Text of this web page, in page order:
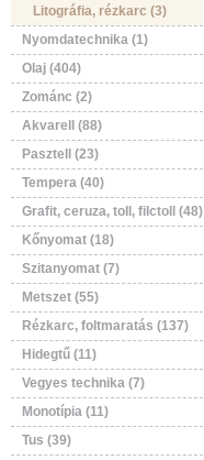
Litográfia, rézkarc (3)
Nyomdatechnika (1)
Olaj (404)
Zománc (2)
Akvarell (88)
Pasztell (23)
Tempera (40)
Grafit, ceruza, toll, filctoll (48)
Kőnyomat (18)
Szitanyomat (7)
Metszet (55)
Rézkarc, foltmaratás (137)
Hidegtű (11)
Vegyes technika (7)
Monotípia (11)
Tus (39)